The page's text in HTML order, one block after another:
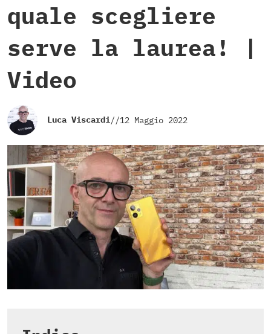
quale scegliere
serve la laurea! |
Video
Luca Viscardi//12 Maggio 2022